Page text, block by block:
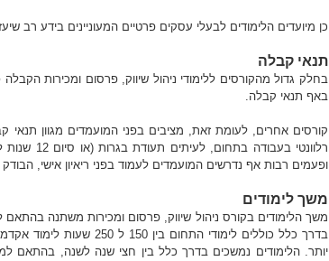
כן מיועדים הלימודים לבעלי עסקים פרטיים המעוניינים בידע רב
תנאי קבלה
בחלק גדול מהקורסים ללימודי ניהול שיווק, פרסום ומכירות
באף תנאי קבלה.
קורסים אחרים, לעומת זאת, מציבים בפני המועמדים מגוון תנאי
רלוונטי
ופעמים רבות אף נדרשים המועמדים לעמוד בפני ריאיון אישי,
משך לימודים
משך הלימודים בקורס ניהול שיווק, פרסום ומכירות משתנה
בדרך כלל כוללים לימודי
יותר. הלימודים נמשכים בדרך כלל בין חצי שנה לשנה, בהתאם